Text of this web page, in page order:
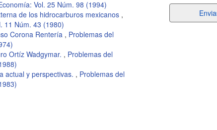
Vol. 25 Núm. 98 (1994)
de los hidrocarburos mexicanos ,
11 Núm. 43 (1980)
Corona Rentería , Problemas del
Ortíz Wadgymar. , Problemas del
actual y perspectivas. , Problemas del
un